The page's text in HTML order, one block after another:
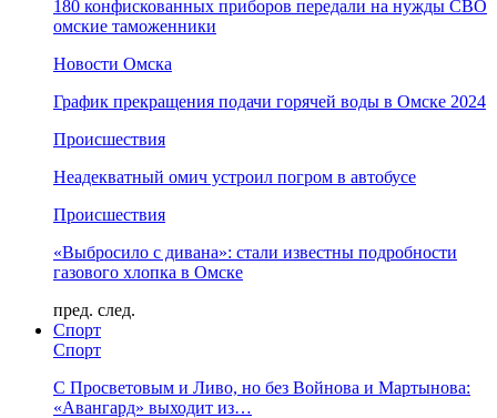
180 конфискованных приборов передали на нужды СВО
омские таможенники
Новости Омска
График прекращения подачи горячей воды в Омске 2024
Происшествия
Неадекватный омич устроил погром в автобусе
Происшествия
«Выбросило с дивана»: стали известны подробности
газового хлопка в Омске
пред. след.
Спорт
Спорт
С Просветовым и Ливо, но без Войнова и Мартынова:
«Авангард» выходит из…